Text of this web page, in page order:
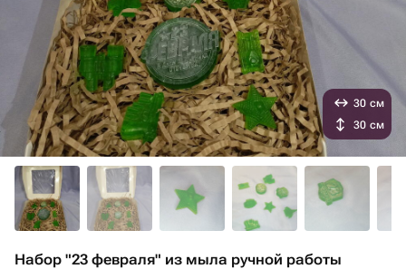
Набор "23 февраля" из мыла ручной работы
30 см
30 см